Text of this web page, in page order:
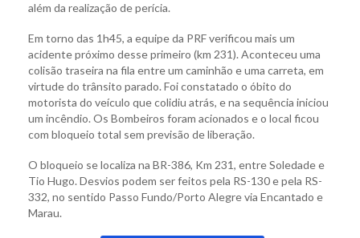
além da realização de perícia.
Em torno das 1h45, a equipe da PRF verificou mais um
acidente próximo desse primeiro (km 231). Aconteceu uma
colisão traseira na fila entre um caminhão e uma carreta, em
virtude do trânsito parado. Foi constatado o óbito do
motorista do veículo que colidiu atrás, e na sequência iniciou
um incêndio. Os Bombeiros foram acionados e o local ficou
com bloqueio total sem previsão de liberação.
O bloqueio se localiza na BR-386, Km 231, entre Soledade e
Tio Hugo. Desvios podem ser feitos pela RS-130 e pela RS-
332, no sentido Passo Fundo/Porto Alegre via Encantado e
Marau.